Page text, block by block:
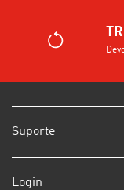
Suporte
Login